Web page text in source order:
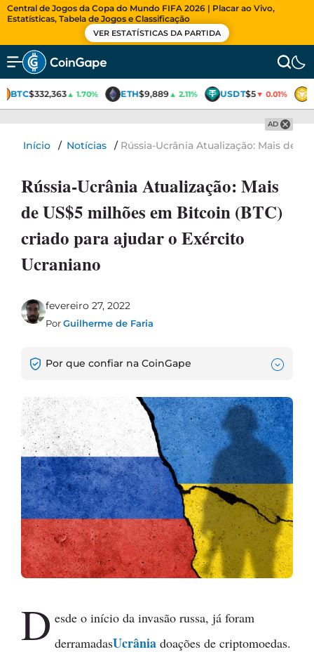
Central de Jogos da Copa do Mundo FIFA 2026 | Placar ao Vivo,
Estatísticas, Tabela de Jogos e Classificação
VER ESTATÍSTICAS DA PARTIDA
BTC$332,363▲ 1.70% ETH$9,889▲ 2.11% USDT$5▼ 0.01%
AD
Início / Notícias / Rússia-Ucrânia Atualização: Mais de
Rússia-Ucrânia Atualização: Mais
de US$5 milhões em Bitcoin (BTC)
criado para ajudar o Exército
Ucraniano
fevereiro 27, 2022
PorGuilherme de Faria
Por que confiar na CoinGape
D esde o início da invasão russa, já foram
derramadasUcrânia doações de criptomoedas.